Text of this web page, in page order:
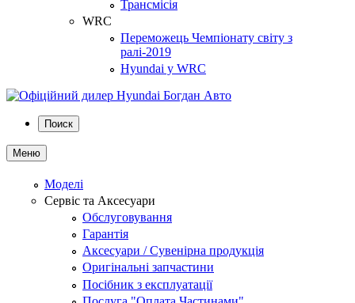
Трансмісія
WRC
Переможець Чемпіонату світу з
ралі-2019
Hyundai у WRC
Поиск
Меню
Моделі
Сервіс та Аксесуари
Обслуговування
Гарантія
Аксесуари / Сувенірна продукція
Оригінальні запчастини
Посібник з експлуатації